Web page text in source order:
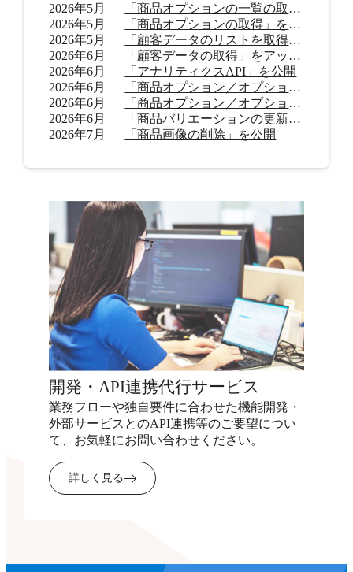
2026年5月
「商品オプションの一覧の取得」をアップデート
2026年5月
「商品オプションの取得」を公開
2026年5月
「顧客データのリストを取得」をアップデート
2026年6月
「顧客データの取得」をアップデート
2026年6月
「アナリティクスAPI」を公開
2026年6月
「商品オプション／オプション値の追加（β）」を公開
2026年6月
「商品オプション／オプション値の削除（β）」を公開
2026年6月
「商品バリエーションの更新」を公開
2026年7月
「商品画像の削除」を公開
開発・API連携代行サービス
業務フローや独自要件に合わせた機能開発・
外部サービスとのAPI連携等のご要望につい
て、お気軽にお問い合わせください。
詳しく見る